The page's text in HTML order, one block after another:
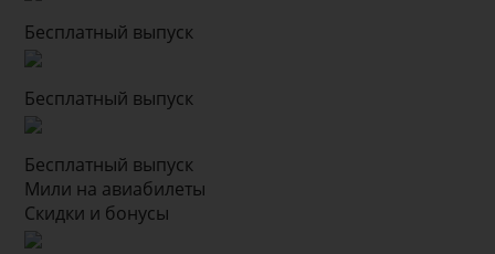
Бесплатный выпуск
Бесплатный выпуск
Бесплатный выпуск
Мили на авиабилеты
Скидки и бонусы